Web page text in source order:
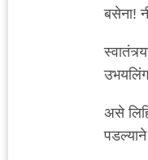
बसेना!
असे